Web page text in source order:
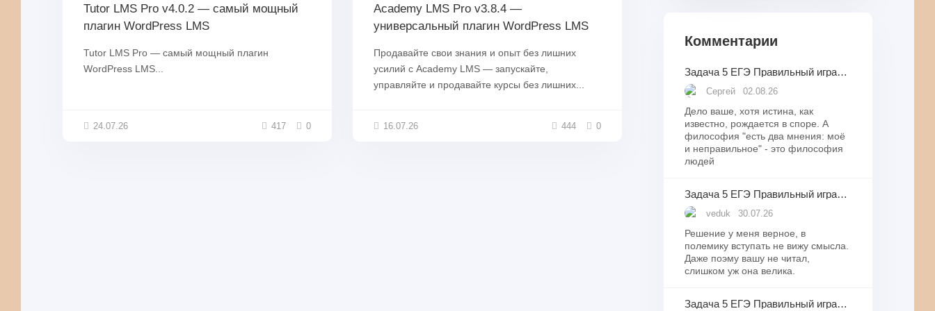
Tutor LMS Pro v4.0.2 — самый мощный
плагин WordPress LMS
Tutor LMS Pro — самый мощный плагин
WordPress LMS...
24.07.26 417 0
Academy LMS Pro v3.8.4 —
универсальный плагин WordPress LMS
Продавайте свои знания и опыт без лишних
усилий с Academy LMS — запускайте,
управляйте и продавайте курсы без лишних...
16.07.26 444 0
Комментарии
Задача 5 ЕГЭ Правильный игральный кубик бросили десять раз. Известно, что в какой-то момент сумма выпавших при бросаниях очков оказалась равна 4.
Сергей 02.08.26
Дело ваше, хотя истина, как
известно, рождается в споре. А
философия "есть два мнения: моё
и неправильное" - это философия
людей
Задача 5 ЕГЭ Правильный игральный кубик бросили десять раз. Известно, что в какой-то момент сумма выпавших при бросаниях очков оказалась равна 4.
veduk 30.07.26
Решение у меня верное, в
полемику вступать не вижу смысла.
Даже поэму вашу не читал,
слишком уж она велика.
Задача 5 ЕГЭ Правильный игральный кубик бросили десять раз. Известно, что в какой-то момент сумма выпавших при бросаниях очков оказалась равна 4.